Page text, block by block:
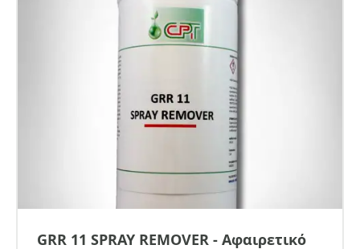
GRR 11 SPRAY REMOVER - Αφαιρετικό